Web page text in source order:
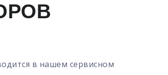
в нашем сервисном